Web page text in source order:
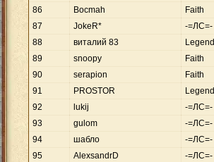
86
Bocmah Faith
87
JokeR* -=ЛС=-
88
виталий 83 Legend
89
snoopy Faith
90
serapion Faith
91
PROSTOR Legend
92
lukij -=ЛС=-
93
gulom -=ЛС=-
94
шабло -=ЛС=-
95
AlexsandrD -=ЛС=-